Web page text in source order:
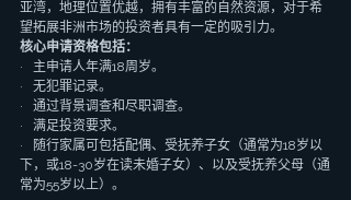
亚湾，地理位置优越，拥有丰富的自然资源，对于希
望拓展非洲市场的投资者具有一定的吸引力。
核心申请资格包括：
·   主申请人年满18周岁。
·   无犯罪记录。
·   通过背景调查和尽职调查。
·   满足投资要求。
·   随行家属可包括配偶、受抚养子女（通常为18岁以
下，或18-30岁在读未婚子女）、以及受抚养父母（通
常为55岁以上）。